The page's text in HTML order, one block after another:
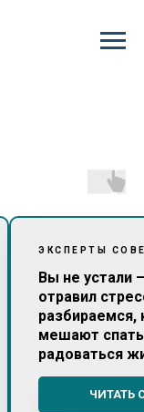
ЭКСПЕРТЫ
Вы не устали
отравил
разбираемся,
мешают
радоваться
ЧИТАТЬ